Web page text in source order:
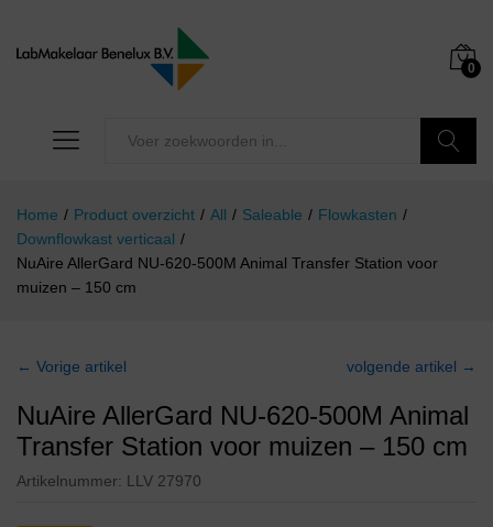
0
Home / Product overzicht / All / Saleable / Flowkasten /
Downflowkast verticaal /
NuAire AllerGard NU-620-500M Animal Transfer Station voor
muizen – 150 cm
← Vorige artikel volgende artikel →
NuAire AllerGard NU-620-500M Animal
Transfer Station voor muizen – 150 cm
Artikelnummer: LLV 27970